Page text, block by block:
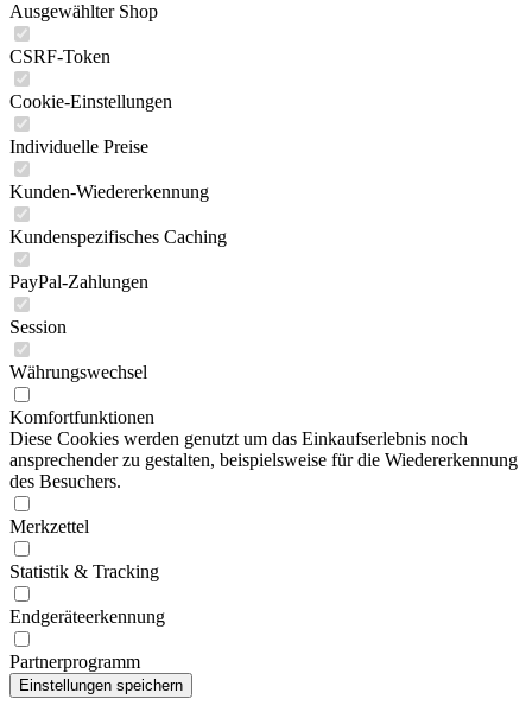
Ausgewählter Shop
CSRF-Token
Cookie-Einstellungen
Individuelle Preise
Kunden-Wiedererkennung
Kundenspezifisches Caching
PayPal-Zahlungen
Session
Währungswechsel
Komfortfunktionen
Diese Cookies werden genutzt um das Einkaufserlebnis noch
ansprechender zu gestalten, beispielsweise für die Wiedererkennung
des Besuchers.
Merkzettel
Statistik & Tracking
Endgeräteerkennung
Partnerprogramm